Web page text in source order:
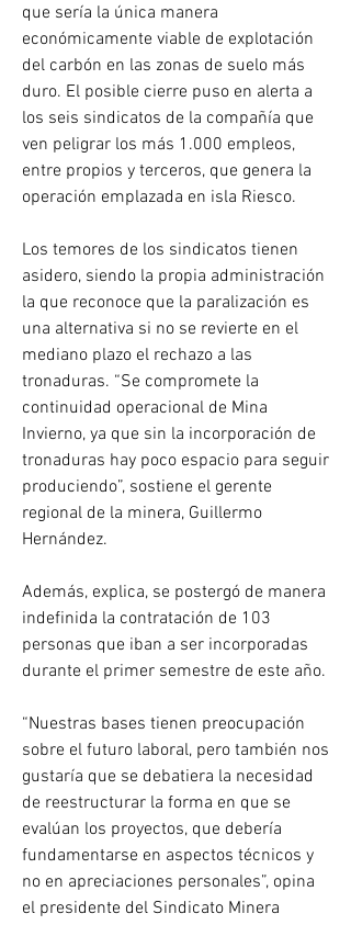
que sería la única manera
económicamente viable de explotación
del carbón en las zonas de suelo más
duro. El posible cierre puso en alerta a
los seis sindicatos de la compañía que
ven peligrar los más 1.000 empleos,
entre propios y terceros, que genera la
operación emplazada en isla Riesco.
Los temores de los sindicatos tienen
asidero, siendo la propia administración
la que reconoce que la paralización es
una alternativa si no se revierte en el
mediano plazo el rechazo a las
tronaduras. “Se compromete la
continuidad operacional de Mina
Invierno, ya que sin la incorporación de
tronaduras hay poco espacio para seguir
produciendo”, sostiene el gerente
regional de la minera, Guillermo
Hernández.
Además, explica, se postergó de manera
indefinida la contratación de 103
personas que iban a ser incorporadas
durante el primer semestre de este año.
“Nuestras bases tienen preocupación
sobre el futuro laboral, pero también nos
gustaría que se debatiera la necesidad
de reestructurar la forma en que se
evalúan los proyectos, que debería
fundamentarse en aspectos técnicos y
no en apreciaciones personales”, opina
el presidente del Sindicato Minera